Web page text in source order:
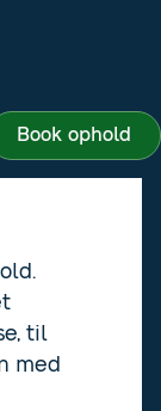
Book ophold
til
med